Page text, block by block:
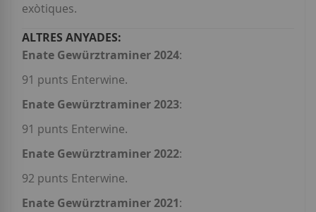
exòtiques.
Enate Gewürztraminer 2024:
91 punts Enterwine.
Enate Gewürztraminer 2023:
91 punts Enterwine.
Enate Gewürztraminer 2022:
92 punts Enterwine.
Enate Gewürztraminer 2021: